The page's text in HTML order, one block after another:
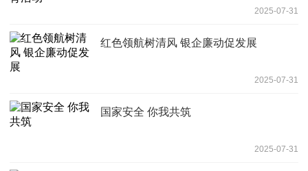
2025-07-31
红色领航树清风 银企廉动促发展
2025-07-31
国家安全 你我共筑
2025-07-31